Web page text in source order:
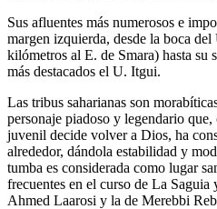
Sus afluentes más numerosos e
margen izquierda, desde la boca
kilómetros al E. de Smara) hasta su
más destacados el U. Itgui.
Las tribus saharianas son
personaje piadoso y legendario
juvenil decide volver a Dios, ha
alrededor, dándola estabilidad y
tumba es considerada como lugar
frecuentes en el curso de La Saguia
Ahmed Laarosi y la de Merebbi